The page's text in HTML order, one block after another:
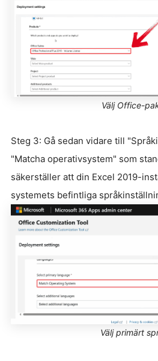
Välj Office-
Steg 3: Gå sedan vidare till
"Matcha operativsystem" som
säkerställer att din Excel 2019-
systemets befintliga
Välj primärt